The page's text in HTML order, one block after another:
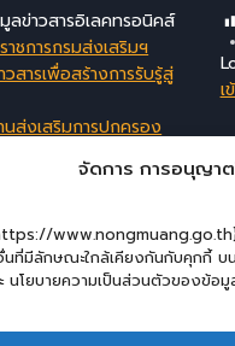
จัดการ การอนุญา
www.nongmuang.go.th}
นที่มีลักษณะใกล้เคียงกันกับคุกกี้ บ
นโยบายความเป็นส่วนตัวของข้อ
ลข่าวสารอิเลคทรอนิคส์
ชการกรมส่งเสริมฯ
สารเพื่อสร้างการรับรู้สู่
ส่งเสริมการปกครอง
ารสนเทศสนับสนุนการ
เ